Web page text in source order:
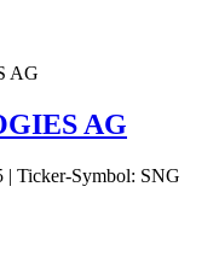
AG
| Ticker-Symbol: SNG